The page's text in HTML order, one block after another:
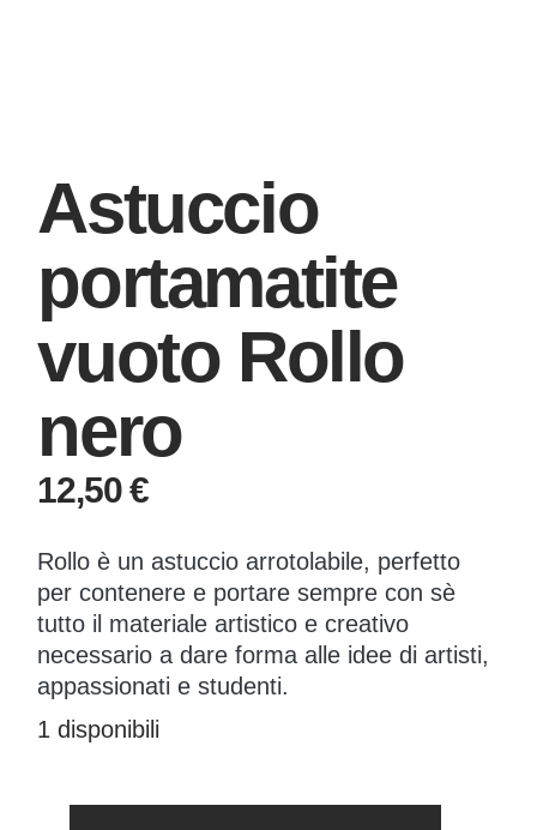
Astuccio
portamatite
vuoto Rollo
nero
12,50€
Rollo è un astuccio arrotolabile, perfetto
per contenere e portare sempre con sè
tutto il materiale artistico e creativo
necessario a dare forma alle idee di artisti,
appassionati e studenti.
1 disponibili